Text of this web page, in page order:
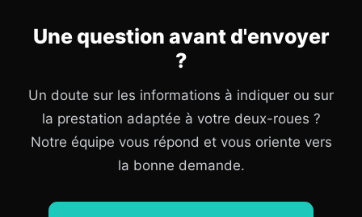
Une question avant d'envoyer
?
Un doute sur les informations à indiquer ou sur
la prestation adaptée à votre deux-roues ?
Notre équipe vous répond et vous oriente vers
la bonne demande.